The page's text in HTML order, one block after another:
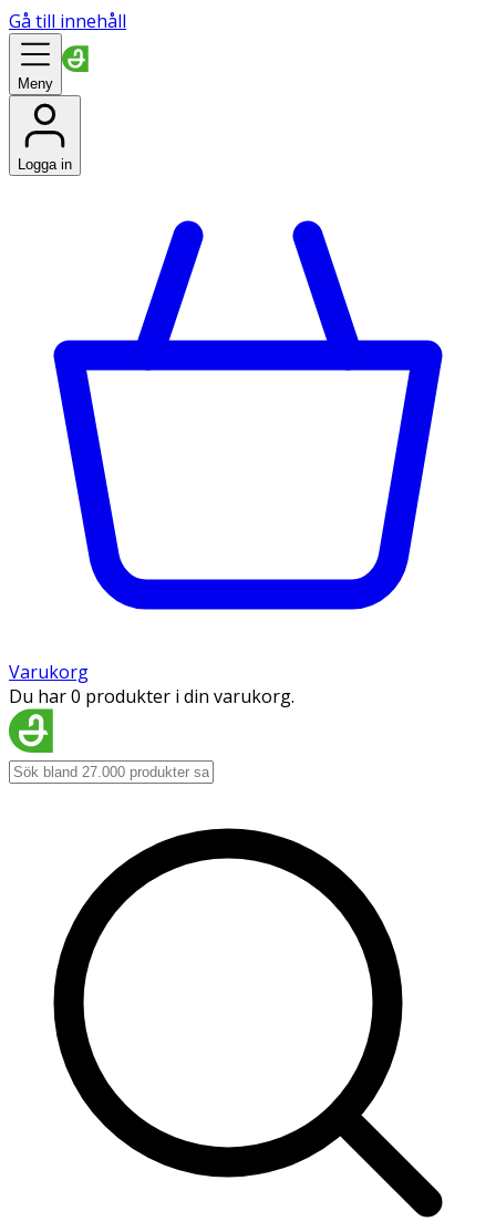
Gå till innehåll
Meny
Logga in
Varukorg
Du har 0 produkter i din varukorg.